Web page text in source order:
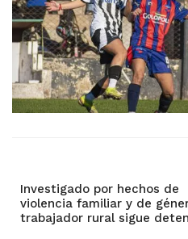
Investigado por hechos de
violencia familiar y de
trabajador rural sigue